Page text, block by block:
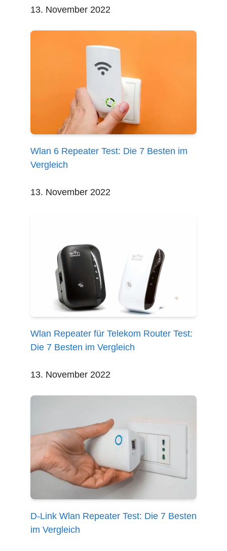
13. November 2022
Wlan 6 Repeater Test: Die 7 Besten im
Vergleich
13. November 2022
Wlan Repeater für Telekom Router Test:
Die 7 Besten im Vergleich
13. November 2022
D-Link Wlan Repeater Test: Die 7 Besten
im Vergleich